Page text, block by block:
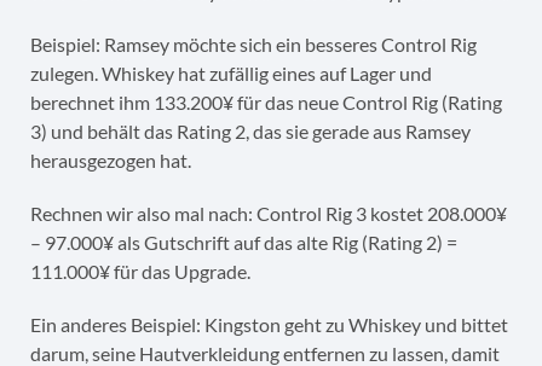
Beispiel: Ramsey möchte sich ein besseres Control Rig
zulegen. Whiskey hat zufällig eines auf Lager und
berechnet ihm 133.200¥ für das neue Control Rig (Rating
3) und behält das Rating 2, das sie gerade aus Ramsey
herausgezogen hat.
Rechnen wir also mal nach: Control Rig 3 kostet 208.000¥
– 97.000¥ als Gutschrift auf das alte Rig (Rating 2) =
111.000¥ für das Upgrade.
Ein anderes Beispiel: Kingston geht zu Whiskey und bittet
darum, seine Hautverkleidung entfernen zu lassen, damit